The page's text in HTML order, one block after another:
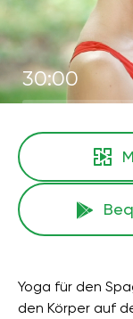
30:00
Yoga für den
den Körper auf